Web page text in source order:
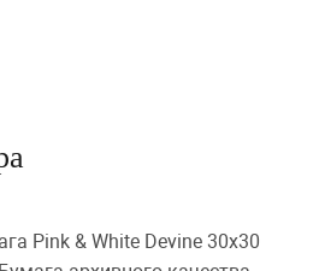
Pink & White Devine 30х30